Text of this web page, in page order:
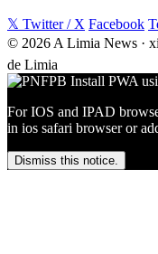
𝕏 Twitter / X Facebook
© 2026 A Limia News ·
de Limia
For IOS and IPAD
in ios safari browser or
Dismiss this notice.